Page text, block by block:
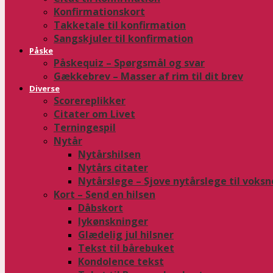
Konfirmationskort
Takketale til konfirmation
Sangskjuler til konfirmation
Påske
Påskequiz – Spørgsmål og svar
Gækkebrev – Masser af rim til dit brev
Diverse
Scorereplikker
Citater om Livet
Terningespil
Nytår
Nytårshilsen
Nytårs citater
Nytårslege – Sjove nytårslege til
Kort – Send en hilsen
Dåbskort
lykønskninger
Glædelig jul hilsner
Tekst til bårebuket
Kondolence tekst